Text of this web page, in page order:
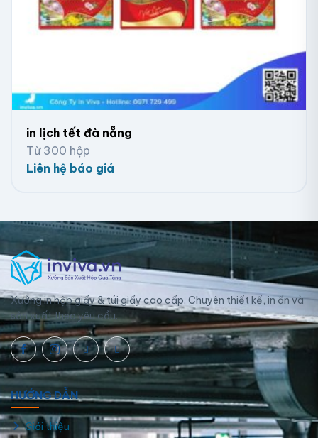
Lịch để bàn chữ A lò xo
Lịch để bàn chữ A lò xo Tết đẹp
in lịch tết đà nẵng
Từ 300 hộp
Liên hệ báo giá
Xưởng in hộp giấy & túi giấy cao cấp. Chuyên thiết kế, in ấn và
sản xuất theo yêu cầu.
HƯỚNG DẪN
Giới thiệu